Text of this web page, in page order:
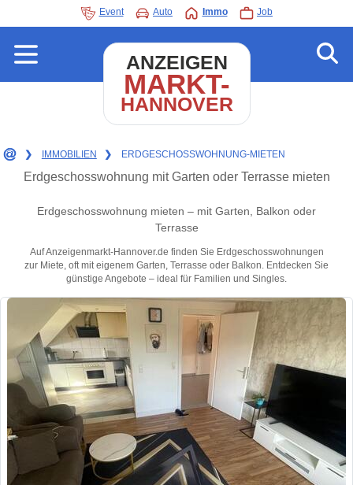
Event Auto Immo Job
ANZEIGEN
MARKT-
HANNOVER
❯ IMMOBILIEN ❯ ERDGESCHOSSWOHNUNG-MIETEN
Erdgeschosswohnung mit Garten oder Terrasse mieten
Erdgeschosswohnung mieten – mit Garten, Balkon oder
Terrasse
Auf Anzeigenmarkt-Hannover.de finden Sie Erdgeschosswohnungen
zur Miete, oft mit eigenem Garten, Terrasse oder Balkon. Entdecken Sie
günstige Angebote – ideal für Familien und Singles.